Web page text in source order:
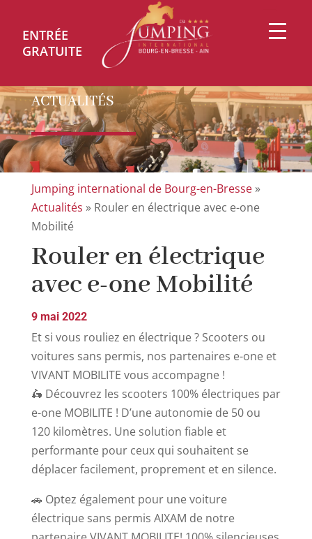
ACTUALITÉS
Jumping international de Bourg-en-Bresse»
Actualités » Rouler en électrique avec e-one
Mobilité
Rouler en électrique
avec e-one Mobilité
9 mai 2022
Et si vous rouliez en électrique ? Scooters ou
voitures sans permis, nos partenaires e-one et
VIVANT MOBILITE vous accompagne !
🛵 Découvrez les scooters 100% électriques par
e-one MOBILITE ! D’une autonomie de 50 ou
120 kilomètres. Une solution fiable et
performante pour ceux qui souhaitent se
déplacer facilement, proprement et en silence.
🚗 Optez également pour une voiture
électrique sans permis AIXAM de notre